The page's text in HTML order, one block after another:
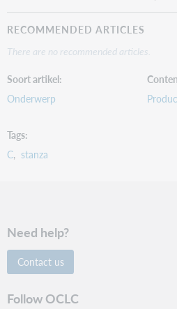
RECOMMENDED ARTICLES
There are no recommended articles.
Soort artikel
Onderwerp
Tags
C stanza
Need help?
Contact us
Follow OCLC